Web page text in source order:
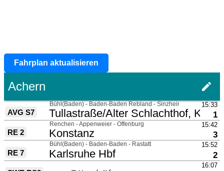
Fahrplan aktualisieren